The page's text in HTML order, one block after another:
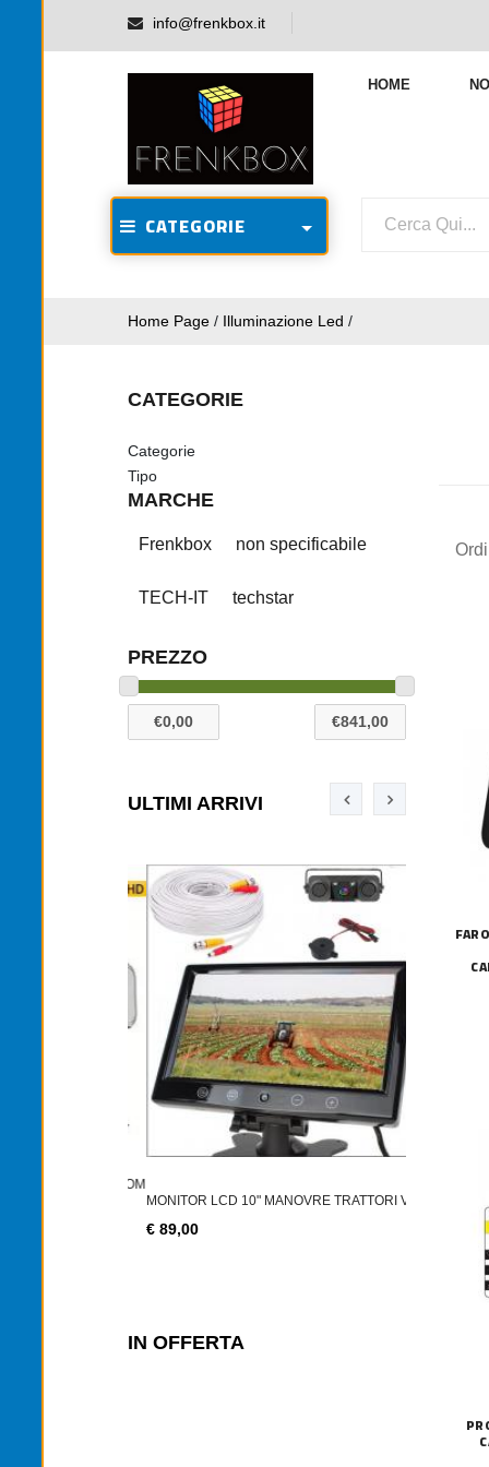
info@frenkbox.it
HOME
CATEGORIE
Home Page / Illuminazione Led /
CATEGORIE
Categorie
Tipo
MARCHE
Frenkbox non specificabile
TECH-IT techstar
PREZZO
ULTIMI ARRIVI
MONITOR LCD 10" MANOVRE TRATTORI VE
€ 89,00
IN OFFERTA